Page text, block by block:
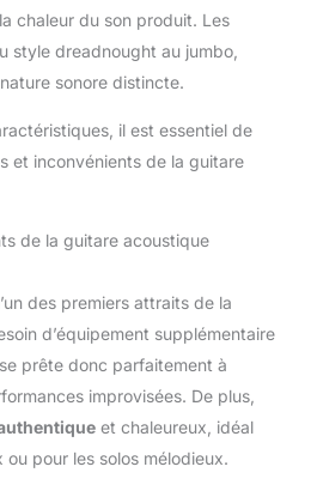
chaleur du son produit. Les
style dreadnought au jumbo,
sonore distincte.
il est essentiel de
et inconvénients de la guitare
de la guitare acoustique
des premiers attraits de la
d’équipement supplémentaire
prête donc parfaitement à
improvisées. De plus,
et chaleureux, idéal
pour les solos mélodieux.